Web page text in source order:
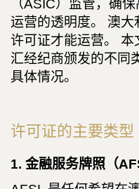
（ASIC）监管，确
运营的透明度。 澳
许可证才能运营。
汇经纪商颁发的不同
具体情况。
许可证的主要类型
1. 金融服务牌照（